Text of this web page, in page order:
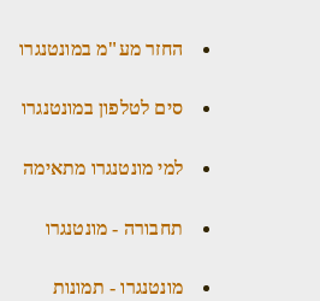
החזר מע"מ במונטנגרו
סים לטלפון במונטנגרו
למי מונטנגרו מתאימה
תחבורה - מונטנגרו
מונטנגרו - תמונות